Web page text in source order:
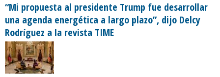
“Mi propuesta al presidente Trump fue desarrollar
una agenda energética a largo plazo”, dijo Delcy
Rodríguez a la revista TIME